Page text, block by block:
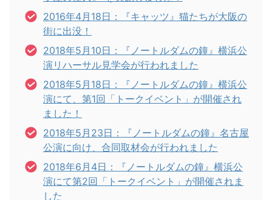
2016年4月18日：『キャッツ』猫たちが大阪の
街に出没！
2018年5月10日：『ノートルダムの鐘』横浜公
演リハーサル見学会が行われました
2018年5月18日：『ノートルダムの鐘』横浜公
演にて、第1回「トークイベント」が開催され
ました！
2018年5月23日：『ノートルダムの鐘』名古屋
公演に向け、合同取材会が行われました
2018年6月4日：『ノートルダムの鐘』横浜公
演にて第2回「トークイベント」が開催されま
した